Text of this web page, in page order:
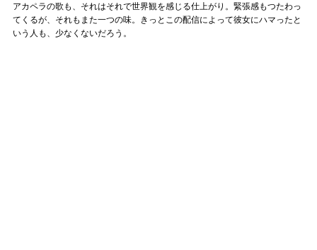
アカペラの歌も、それはそれで世界観を感じる仕上がり。緊張感もつたわっ
てくるが、それもまた一つの味。きっとこの配信によって彼女にハマったと
いう人も、少なくないだろう。